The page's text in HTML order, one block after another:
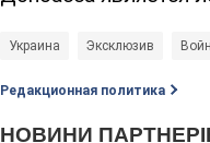
Украина Эксклюзив
Редакционная политика